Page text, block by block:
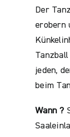
Der
erobern
jeden,
beim
Wann ?